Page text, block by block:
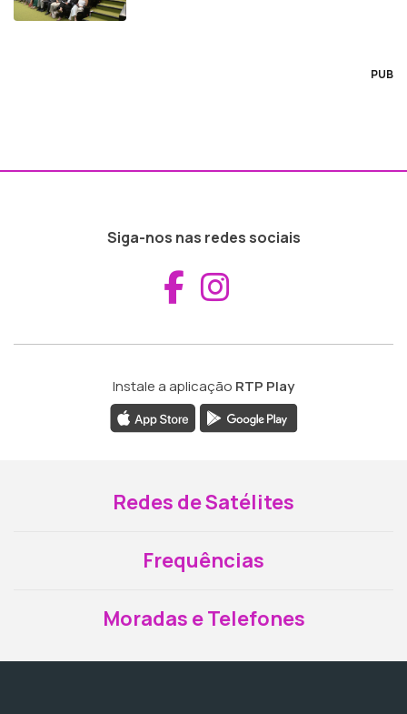
PUB
Siga-nos nas redes sociais
Aceder ao
Instale a aplicação RTP Play
Redes de Satélites
Frequências
Moradas e Telefones